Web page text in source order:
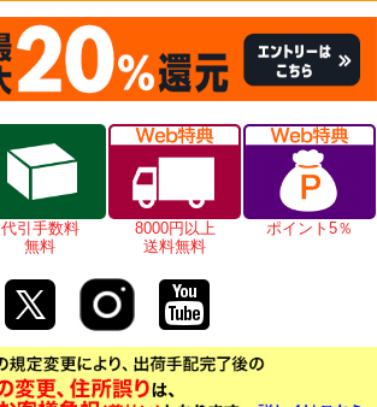
代引手数料
無料
8000円以上
送料無料
ポイント5％